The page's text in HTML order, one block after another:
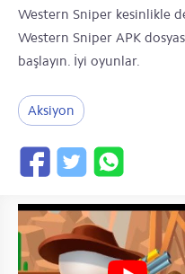
Western Sniper kesinlikle
Western Sniper APK
başlayın. İyi oyunlar.
Aksiyon